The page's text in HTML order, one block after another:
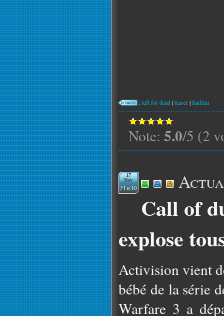
:left for dead|teaser|fanfilm
Note: 5.0/5 (2
17
Nov
21h30
Call of
explose
Activision vient
bébé de la série
Warfare 3 a